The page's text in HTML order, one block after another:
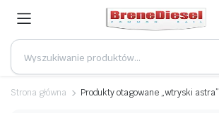
Strona główna Produkty otagowane „wtryski astra”